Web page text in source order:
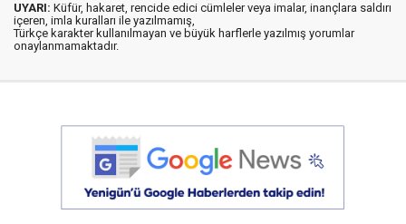
UYARI: Küfür, hakaret, rencide edici cümleler veya imalar, inançlara saldırı
içeren, imla kuralları ile yazılmamış,
Türkçe karakter kullanılmayan ve büyük harflerle yazılmış yorumlar
onaylanmamaktadır.